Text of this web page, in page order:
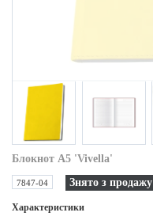
Блокнот A5 'Vivella'
7847-04 Знято з продажу
Характеристики